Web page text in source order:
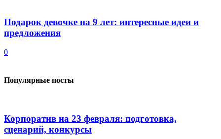
Подарок девочке на 9 лет: интересные идеи и
предложения
0
Популярные посты
Корпоратив на 23 февраля: подготовка,
сценарий, конкурсы